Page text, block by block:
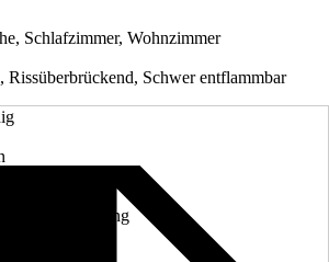
Schlafzimmer, Wohnzimmer
Rissüberbrückend, Schwer entflammbar